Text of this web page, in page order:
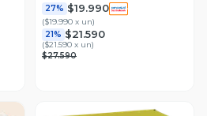
27% $19.990
($19.990 x un)
21% $21.590
($21.590 x un)
$27.590